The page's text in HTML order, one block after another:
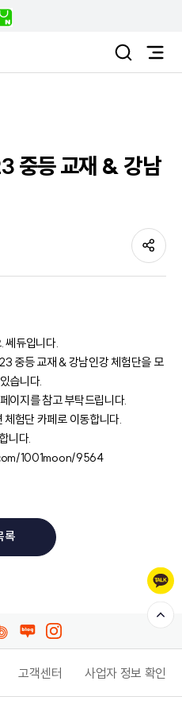
중등 교재 & 강남
쎄듀입니다.
중등 교재 & 강남인강 체험단을 모
습니다.
이지를 참고 부탁드립니다.
험단 카페로 이동합니다.
니다.
1001moon/9564
록
고객센터 사업자 정보 확인